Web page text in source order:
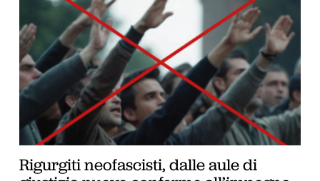
Rigurgiti neofascisti, dalle aule di